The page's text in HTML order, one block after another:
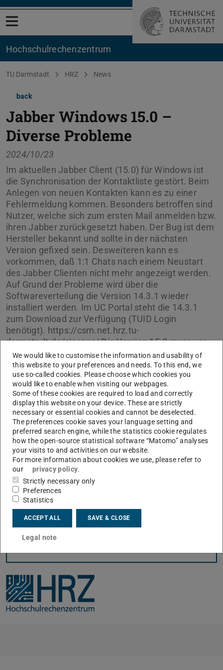
Open menu
Hochschul­rechenzentrum
You are here:
TU Darmstadt HRZ News
back
Jabber Windows 15.0 –
Diverse Probleme
2024/10/23
Im aktuellen Jabber Client (15.0) für Windows ist
die Synchronisation der Kontaktliste gestört. Beim
Anlegen von neuen Kontakten kann es zu einer
Fehlermeldung kommen. Besonders betroffen sind
Nutzer, welche sich zum ersten Mail anmelden bzw.
ihren Jabber zurückgesetzt haben. Der Bug ist dem
Hersteller bekannt und sollte in der nächsten
Version gefixed sein. Desweiteren kann es
vorkommen, daß 1:1 Chats nach einem Neustart
des Jabber Clienten nicht mehr angezeigt werden.
Auf Grund der Probleme wird über die
Softwareverteilung die Version 14.3.1 wieder
installiert werden. Im UC Portal steht die 14.3.1
zum Download zur Verfügung (TUID Login
benötigt). https://csm.net.hrz.tu-
darmstadt.de/ciscouc/ Die Version 15.0 muss vor
der Installation der Version 14.3.1 deinstalliert
werden. Andere Betriebssyteme sind nicht
betroffen.
We would like to customise the information and usability of
this website to your preferences and needs. To this end, we
use so-called cookies. Please choose which cookies you
would like to enable when visiting our webpages.
Some of these cookies are required to load and correctly
display this website on your device. These are strictly
necessary or essential cookies and cannot be deselected.
The preferences cookie saves your language setting and
preferred search engine, while the statistics cookie regulates
how the open-source statistical software “Matomo” analyses
your visits to and activities on our website.
For more information about cookies we use, please refer to
our
privacy policy.
Strictly necessary only
Preferences
Statistics
ACCEPT ALL SAVE & CLOSE
Legal note